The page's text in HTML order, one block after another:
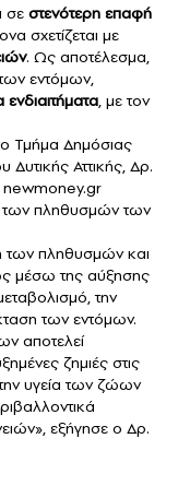
σε στενότερη επαφή
σχετίζεται με
. Ως αποτέλεσμα,
εντόμων,
ενδιαιτήματα, με τον
Τμήμα Δημόσιας
Δυτικής Αττικής, Δρ.
newmoney.gr
των πληθυσμώντων
των πληθυσμών και
μέσω της αύξησης
την
των εντόμων.
αποτελεί
ζημιές στις
υγεία των ζώων
εξήγησε ο Δρ.